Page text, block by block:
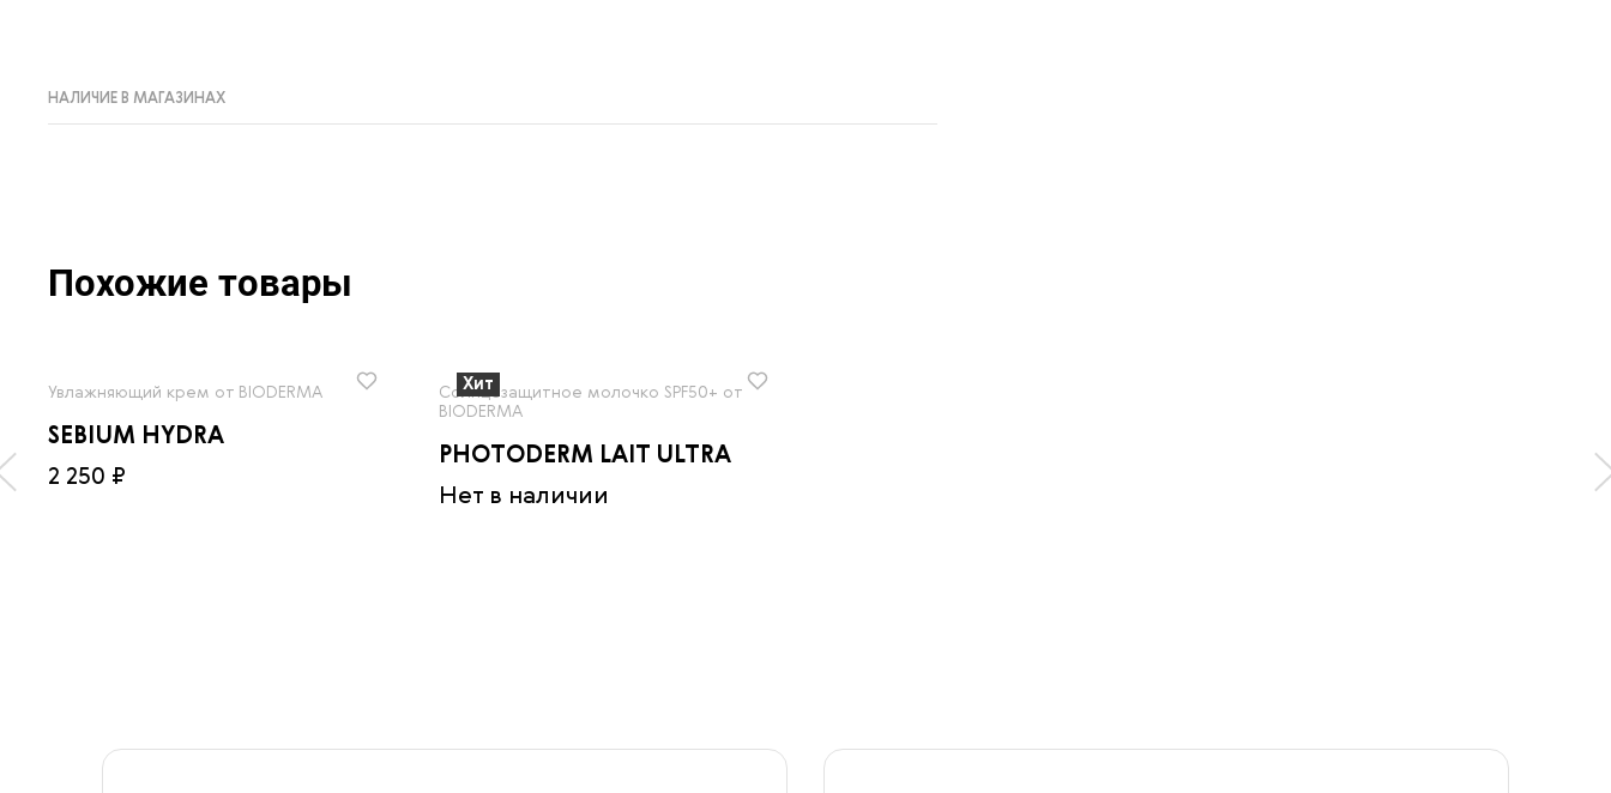
НАЛИЧИЕ В МАГАЗИНАХ
Похожие товары
Увлажняющий крем от BIODERMA
SEBIUM HYDRA
2 250 ₽
Хит
Солнцезащитное молочко SPF50+ от
BIODERMA
PHOTODERM LAIT ULTRA
Нет в наличии